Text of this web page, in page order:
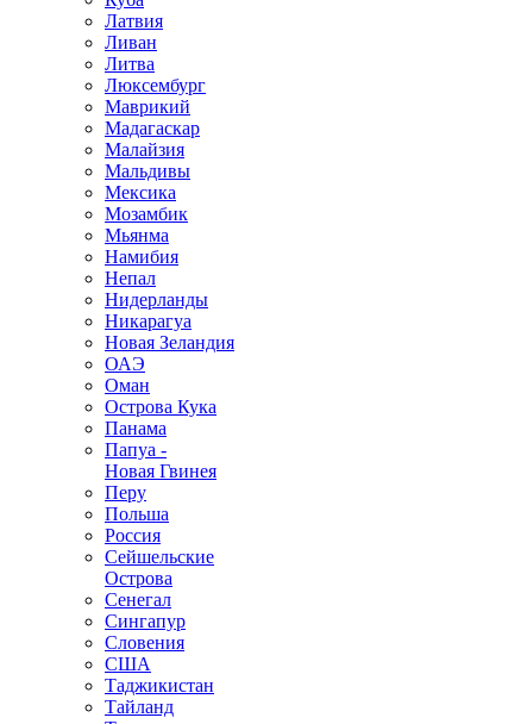
Латвия
Ливан
Литва
Люксембург
Маврикий
Мадагаскар
Малайзия
Мальдивы
Мексика
Мозамбик
Мьянма
Намибия
Непал
Нидерланды
Никарагуа
Новая Зеландия
ОАЭ
Оман
Острова Кука
Панама
Папуа -
Новая Гвинея
Перу
Польша
Россия
Сейшельские
Острова
Сенегал
Сингапур
Словения
США
Таджикистан
Тайланд